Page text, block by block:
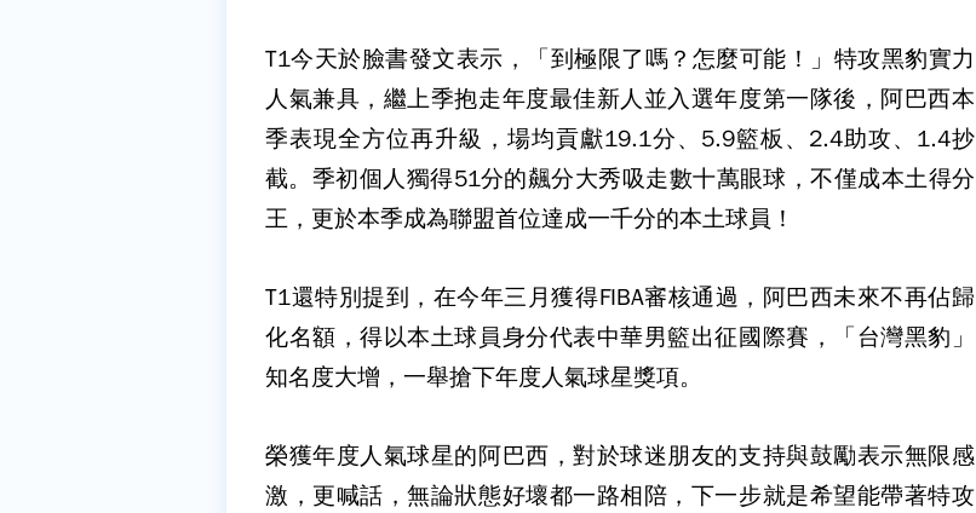
T1今天於臉書發文表示，「到極限了嗎？怎麼可能！」特攻黑豹實力
人氣兼具，繼上季抱走年度最佳新人並入選年度第一隊後，阿巴西本
季表現全方位再升級，場均貢獻19.1分、5.9籃板、2.4助攻、1.4抄
截。季初個人獨得51分的飆分大秀吸走數十萬眼球，不僅成本土得分
王，更於本季成為聯盟首位達成一千分的本土球員！
T1還特別提到，在今年三月獲得FIBA審核通過，阿巴西未來不再佔歸
化名額，得以本土球員身分代表中華男籃出征國際賽，「台灣黑豹」
知名度大增，一舉搶下年度人氣球星獎項。
榮獲年度人氣球星的阿巴西，對於球迷朋友的支持與鼓勵表示無限感
激，更喊話，無論狀態好壞都一路相陪，下一步就是希望能帶著特攻